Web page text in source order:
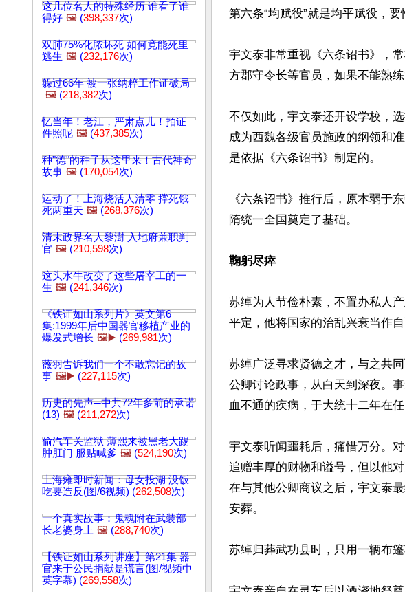
这几位名人的特殊经历 谁看了谁
得好 🖼️ (398,337次)
双肺75%化脓坏死 如何竟能死里
逃生 🖼️ (232,176次)
躲过66年 被一张纳粹工作证破局
🖼️ (218,382次)
忆当年！老江，严肃点儿！拍证
件照呢 🖼️ (437,385次)
种"德"的种子从这里来！古代神奇
故事 🖼️ (170,054次)
运动了！上海烧活人清零 撑死饿
死两重天 🖼️ (268,376次)
清末政界名人黎澍 入地府兼职判
官 🖼️ (210,598次)
这头水牛改变了这些屠宰工的一
生 🖼️ (241,346次)
《铁证如山系列片》英文第6
集:1999年后中国器官移植产业的
爆发式增长 🖼️▶️ (269,981次)
薇羽告诉我们一个不敢忘记的故
事 🖼️▶️ (227,115次)
历史的先声─中共72年多前的承诺
(13) 🖼️ (211,272次)
偷汽车关监狱 薄熙来被黑老大踢
肿肛门 服贴喊爹 🖼️ (524,190次)
上海瘫即时新闻：母女投湖 没饭
吃要造反(图/6视频) (262,508次)
一个真实故事：鬼魂附在武装部
长老婆身上 🖼️ (288,740次)
【铁证如山系列讲座】第21集 器
官来于公民捐献是谎言(图/视频中
英字幕) (269,558次)
第六条“均赋役”就是均平赋役，要
宇文泰非常重视《六条诏书》，
方郡守令长等官员，如果不能熟
不仅如此，宇文泰还开设学校，
成为西魏各级官员施政的纲领和
是依据《六条诏书》制定的。
《六条诏书》推行后，原本弱于
隋统一全国奠定了基础。
鞠躬尽瘁
苏绰为人节俭朴素，不置办私人
平定，他将国家的治乱兴衰当作
苏绰广泛寻求贤德之才，与之共
公卿讨论政事，从白天到深夜。
血不通的疾病，于大统十二年在
宇文泰听闻噩耗后，痛惜万分。
追赠丰厚的财物和谥号，但以他
在与其他公卿商议之后，宇文泰
安葬。
苏绰归葬武功县时，只用一辆布